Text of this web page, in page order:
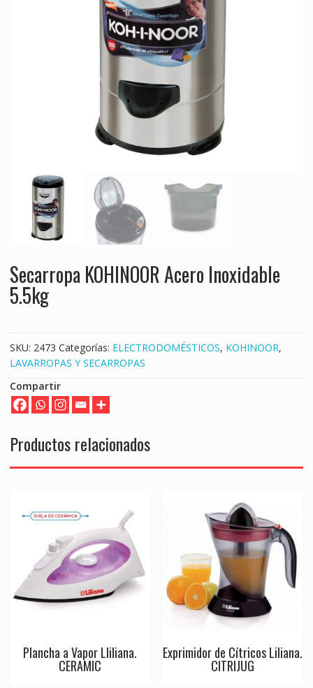
Secarropa KOHINOOR Acero Inoxidable
5.5kg
SKU: 2473 Categorías: ELECTRODOMÉSTICOS, KOHINOOR,
LAVARROPAS Y SECARROPAS
Compartir
Productos relacionados
Plancha a Vapor Lliliana.
CERAMIC
Exprimidor de Cítricos Liliana.
CITRIJUG